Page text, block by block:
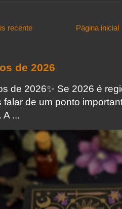
recente Página inicial
de 2026
de 2026✨️ Se 2026 é
falar de um ponto
A ...